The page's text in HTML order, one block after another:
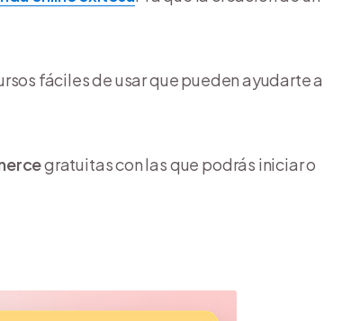
fáciles de usar que pueden ayudarte a
gratuitas con las que podrás iniciar o